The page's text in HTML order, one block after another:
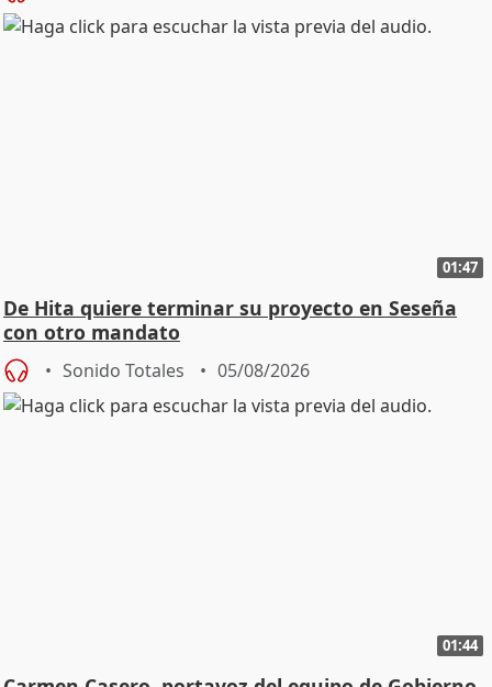
01:47
De Hita quiere terminar su proyecto en Seseña
con otro mandato
Sonido Totales 05/08/2026
01:44